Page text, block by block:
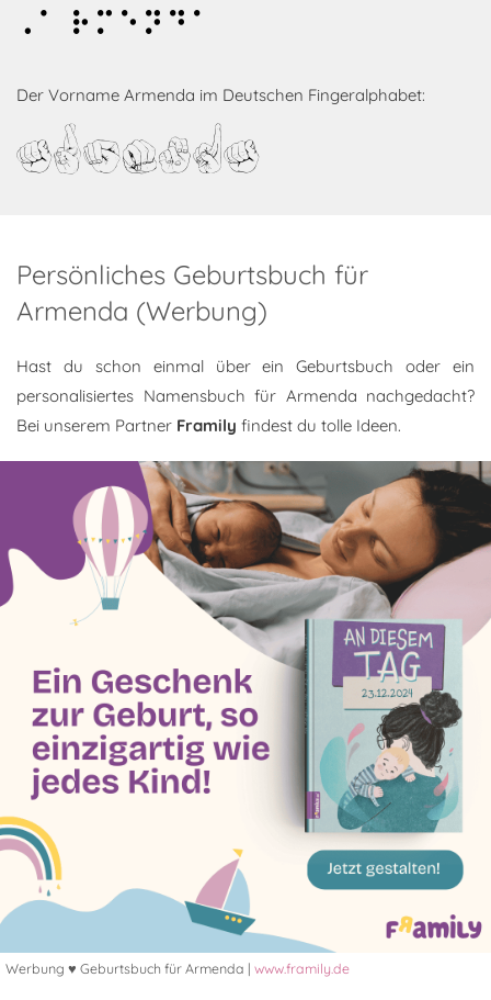
Armenda
Der Vorname Armenda im Deutschen Fingeralphabet:
Armenda
Persönliches Geburtsbuch für
Armenda (Werbung)
Hast du schon einmal über ein Geburtsbuch oder ein
personalisiertes Namensbuch für Armenda nachgedacht?
Bei unserem Partner Framily findest du tolle Ideen.
Werbung ♥ Geburtsbuch für Armenda | www.framily.de